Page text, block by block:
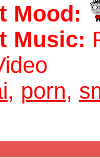
Mood:
Music:
, porn,